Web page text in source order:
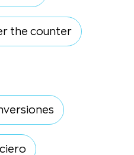
the counter